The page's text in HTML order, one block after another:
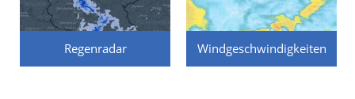
Regenradar Windgeschwindigkeiten